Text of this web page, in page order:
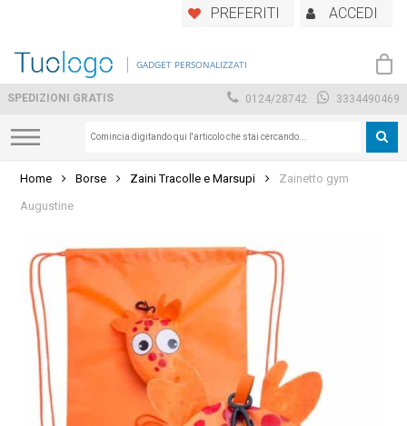
main
PREFERITI ACCEDI
GADGET PERSONALIZZATI
SPEDIZIONI GRATIS 0124/28742 3334490469
Home Borse Zaini Tracolle e Marsupi
Zainetto gym
Augustine